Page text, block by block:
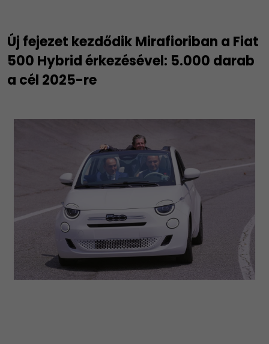
Új fejezet kezdődik Mirafioriban a Fiat
500 Hybrid érkezésével: 5.000 darab
a cél 2025-re